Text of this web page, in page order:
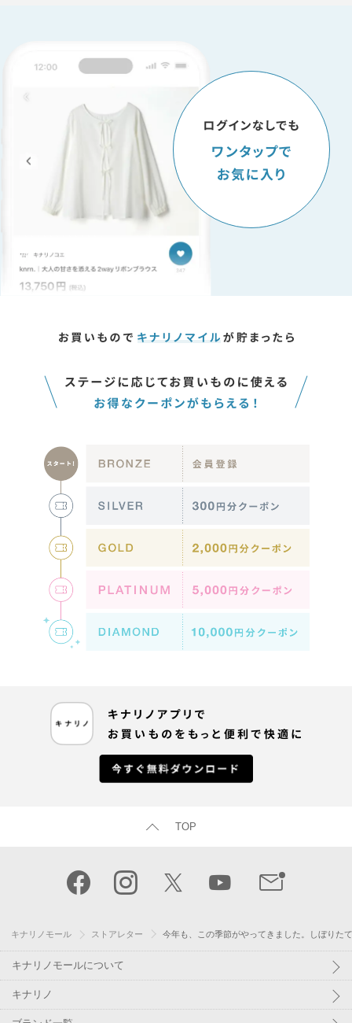
TOP
キナリノモール ストアレター 今年も、この季節がやってきました。しぼりた
キナリノモールについて
キナリノ